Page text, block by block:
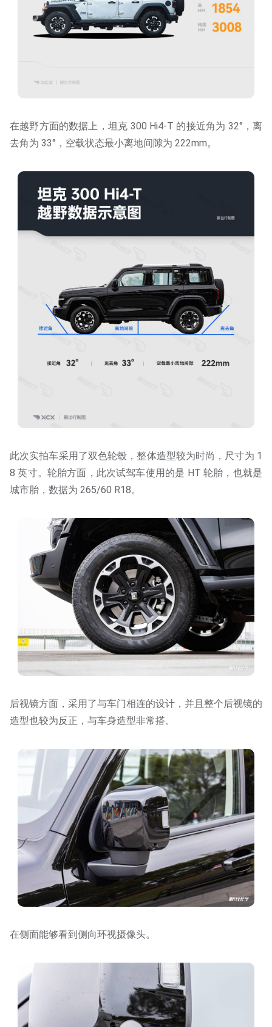
在越野方面的数据上，坦克 300 Hi4-T 的接近角为 32°，离
去角为 33°，空载状态最小离地间隙为 222mm。
此次实拍车采用了双色轮毂，整体造型较为时尚，尺寸为 1
8 英寸。轮胎方面，此次试驾车使用的是 HT 轮胎，也就是
城市胎，数据为 265/60 R18。
后视镜方面，采用了与车门相连的设计，并且整个后视镜的
造型也较为反正，与车身造型非常搭。
在侧面能够看到侧向环视摄像头。